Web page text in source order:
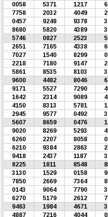
0058
5371 1217
7758
2032 4049
0457
9248 9378
8680
5820 4389
5746
0827 2523
2651
7165 4338
7027
1540 8299
2218
7180 9147
5861
8535 8103
9600
4482 8046
9171
5527 7290
1642
2314 9089
4150
8313 5781
2945
9577 0492
5607
8659 0476
9020
8269 5293
6260
2207 8058
6210
9384 2863
9418
2437 1187
8225
1811 8548
3130
1529 0158
7850
2669 7364
0143
9064 7790
6270
5179 2612
9463
1984 4671
4887
7216 4044